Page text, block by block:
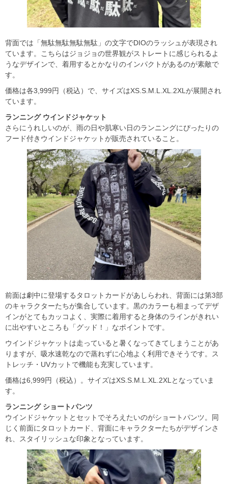
背面では「無駄無駄無駄無駄」の文字でDIOのラッシュが表現され
ています。こちらはジョジョの世界観がストレートに感じられるよ
うなデザインで、着用するとかなりのインパクトがあるのが素敵で
す。
価格は各3,999円（税込）で、サイズはXS.S.M.L.XL.2XLが展開され
ています。
ランニング ウインドジャケット
さらにうれしいのが、雨の日や肌寒い日のランニングにぴったりの
フード付きウインドジャケットが販売されていること。
前面は劇中に登場するタロットカードがあしらわれ、背面には第3部
のキャラクターたちが集合しています。黒のカラーも相まってデザ
インがとてもカッコよく、実際に着用すると身体のラインがきれい
に出やすいところも「グッド！」なポイントです。
ウインドジャケットは走っていると暑くなってきてしまうことがあ
りますが、吸水速乾なので蒸れずに心地よく利用できそうです。ス
トレッチ・UVカットで機能も充実しています。
価格は6,999円（税込）。サイズはXS.S.M.L.XL.2XLとなっていま
す。
ランニング ショートパンツ
ウインドジャケットとセットでそろえたいのがショートパンツ。同
じく前面にタロットカード、背面にキャラクターたちがデザインさ
れ、スタイリッシュな印象となっています。